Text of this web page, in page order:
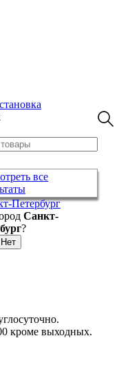
все
Петербург
Санкт-
?
кроме выходных.